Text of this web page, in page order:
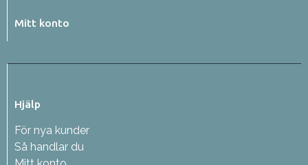
Mitt konto
Hjälp
För nya kunder
Så handlar du